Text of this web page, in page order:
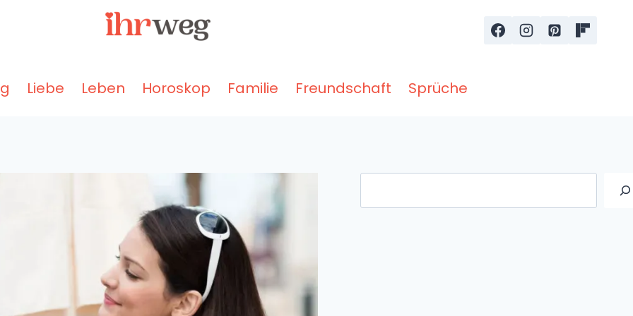
Liebe Leben Horoskop Familie Freundschaft Sprüche